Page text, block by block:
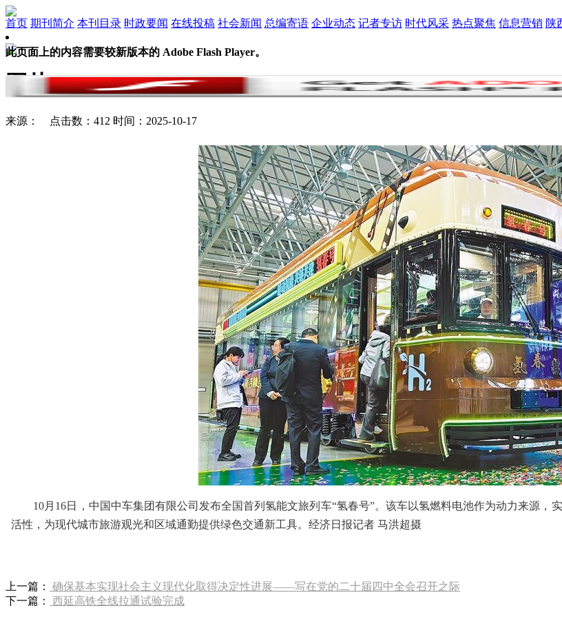
首页 期刊简介 本刊目录 时政要闻 在线投稿 社会新闻 总编寄语 企业动态 记者专访 时代风采 热点聚焦 信息营销 陕
此页面上的内容需要较新版本的 Adobe Flash Player。
图片
来源： 点击数：412 时间：2025-10-17
10月16日，中国中车集团有限公司发布全国首列氢能文旅列车“氢春号”。该车以氢燃料电池作为动力来源，
活性，为现代城市旅游观光和区域通勤提供绿色交通新工具。经济日报记者 马洪超摄
上一篇：
确保基本实现社会主义现代化取得决定性进展——写在党的二十届四中全会召开之际
下一篇：
西延高铁全线拉通试验完成